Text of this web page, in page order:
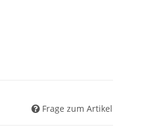
Frage zum Artikel